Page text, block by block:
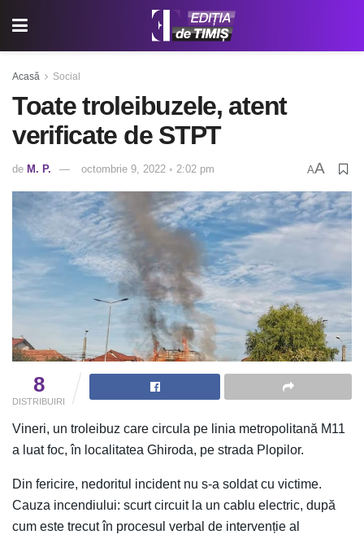
Acasă Social
Toate troleibuzele, atent
verificate de STPT
de M. P. octombrie 9, 2022 ◦ 2:02 pm AA
8
DISTRIBUIRI
Vineri, un troleibuz care circula pe linia metropolitană M11
a luat foc, în localitatea Ghiroda, pe strada Plopilor.
Din fericire, nedoritul incident nu s-a soldat cu victime.
Cauza incendiului: scurt circuit la un cablu electric, după
cum este trecut în procesul verbal de intervenție al